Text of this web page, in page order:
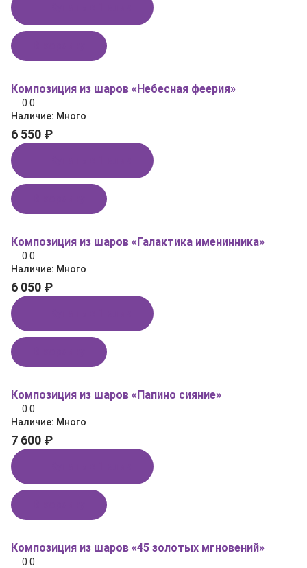
Композиция из шаров «Небесная феерия»
0.0
Наличие: Много
6 550 ₽
Композиция из шаров «Галактика именинника»
0.0
Наличие: Много
6 050 ₽
Композиция из шаров «Папино сияние»
0.0
Наличие: Много
7 600 ₽
Композиция из шаров «45 золотых мгновений»
0.0